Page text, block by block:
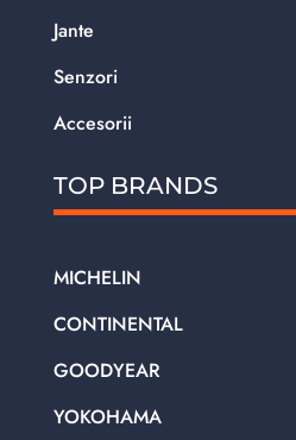
Jante
Senzori
Accesorii
TOP BRANDS
MICHELIN
CONTINENTAL
GOODYEAR
YOKOHAMA